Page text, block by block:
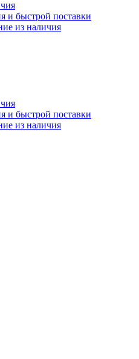
и быстрой поставки
и быстрой поставки